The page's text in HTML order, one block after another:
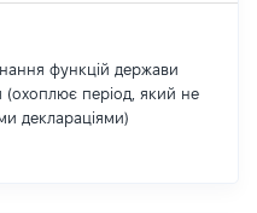
функцій держави
(охоплює період, який не
деклараціями)